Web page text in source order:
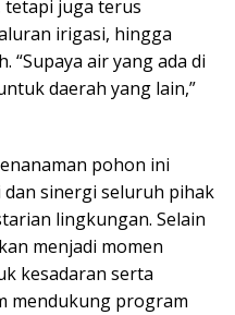
tetapi juga terus
irigasi, hingga
“Supaya air yang ada di
daerah yang lain,”
pohon ini
sinergi seluruh pihak
lingkungan. Selain
menjadi momen
kesadaran serta
mendukung program